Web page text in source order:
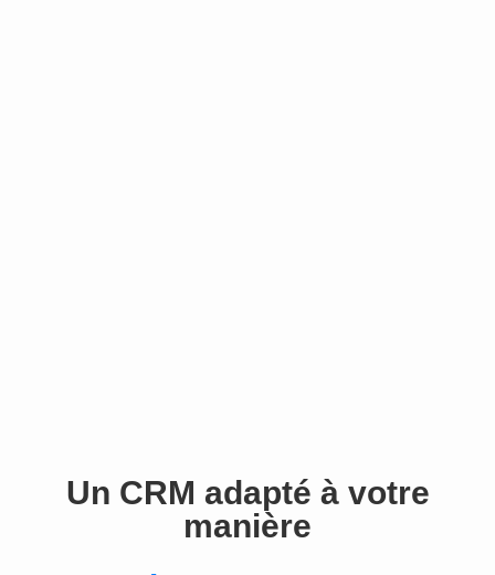
Un CRM adapté à votre
manière